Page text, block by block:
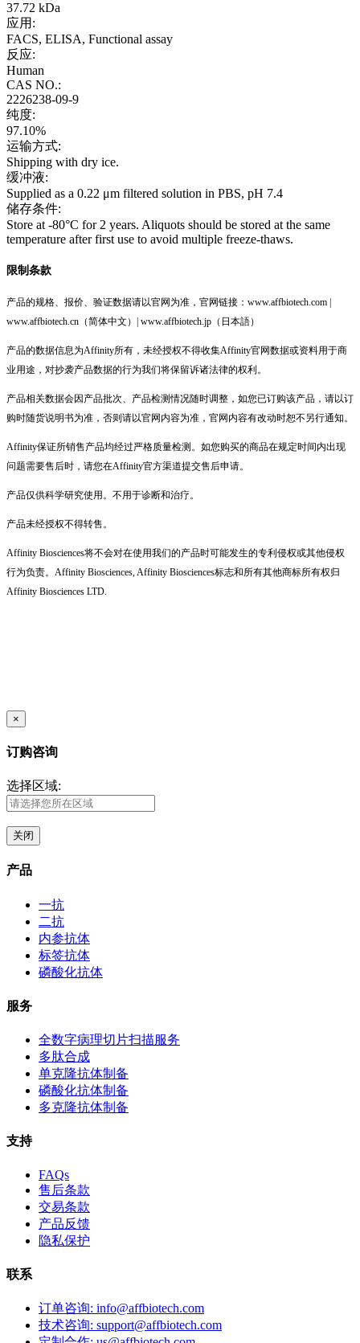
37.72 kDa
应用:
FACS, ELISA, Functional assay
反应:
Human
CAS NO.:
2226238-09-9
纯度:
97.10%
运输方式:
Shipping with dry ice.
缓冲液:
Supplied as a 0.22 μm filtered solution in PBS, pH 7.4
储存条件:
Store at -80°C for 2 years. Aliquots should be stored at the same
temperature after first use to avoid multiple freeze-thaws.
限制条款
产品的规格、报价、验证数据请以官网为准，官网链接：www.affbiotech.com |
www.affbiotech.cn（简体中文）| www.affbiotech.jp（日本語）
产品的数据信息为Affinity所有，未经授权不得收集Affinity官网数据或资料用于商
业用途，对抄袭产品数据的行为我们将保留诉诸法律的权利。
产品相关数据会因产品批次、产品检测情况随时调整，如您已订购该产品，请以订
购时随货说明书为准，否则请以官网内容为准，官网内容有改动时恕不另行通知。
Affinity保证所销售产品均经过严格质量检测。如您购买的商品在规定时间内出现
问题需要售后时，请您在Affinity官方渠道提交售后申请。
产品仅供科学研究使用。不用于诊断和治疗。
产品未经授权不得转售。
Affinity Biosciences将不会对在使用我们的产品时可能发生的专利侵权或其他侵权
行为负责。Affinity Biosciences, Affinity Biosciences标志和所有其他商标所有权归
Affinity Biosciences LTD.
×
订购咨询
选择区域:
关闭
产品
一抗
二抗
内参抗体
标签抗体
磷酸化抗体
服务
全数字病理切片扫描服务
多肽合成
单克隆抗体制备
磷酸化抗体制备
多克隆抗体制备
支持
FAQs
售后条款
交易条款
产品反馈
隐私保护
联系
订单咨询: info@affbiotech.com
技术咨询: support@affbiotech.com